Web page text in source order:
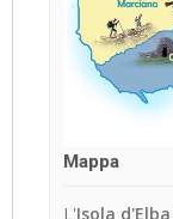
Mappa
L'Isola d'Elba